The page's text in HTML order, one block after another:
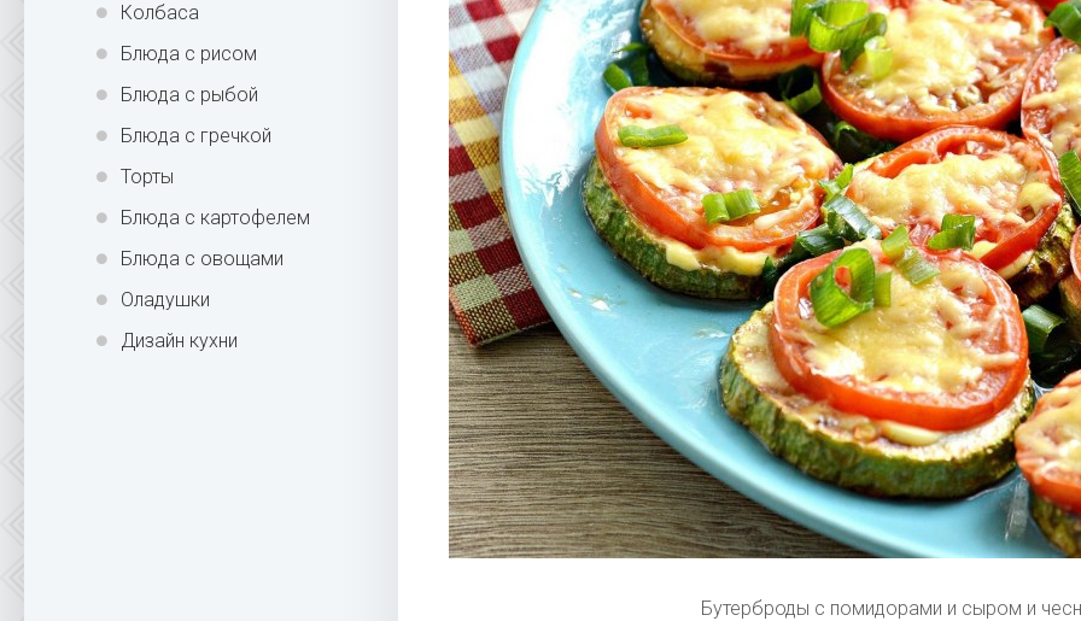
Колбаса
Блюда с рисом
Блюда с рыбой
Блюда с гречкой
Торты
Блюда с картофелем
Блюда с овощами
Оладушки
Дизайн кухни
Бутерброды с помидорами и сыром и